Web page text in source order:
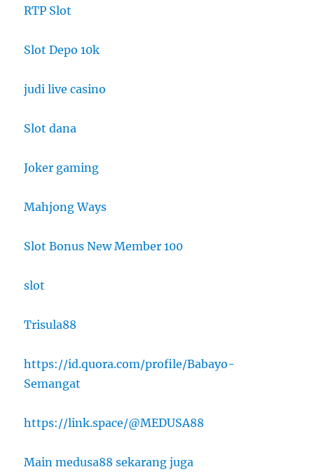
RTP Slot
Slot Depo 10k
judi live casino
Slot dana
Joker gaming
Mahjong Ways
Slot Bonus New Member 100
slot
Trisula88
https://id.quora.com/profile/Babayo-
Semangat
https://link.space/@MEDUSA88
Main medusa88 sekarang juga